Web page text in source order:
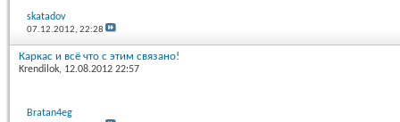
skatadov
07.12.2012,22:28
Каркас и всё что с этим связано!
Krendilok, 12.08.2012 22:57
Bratan4eg